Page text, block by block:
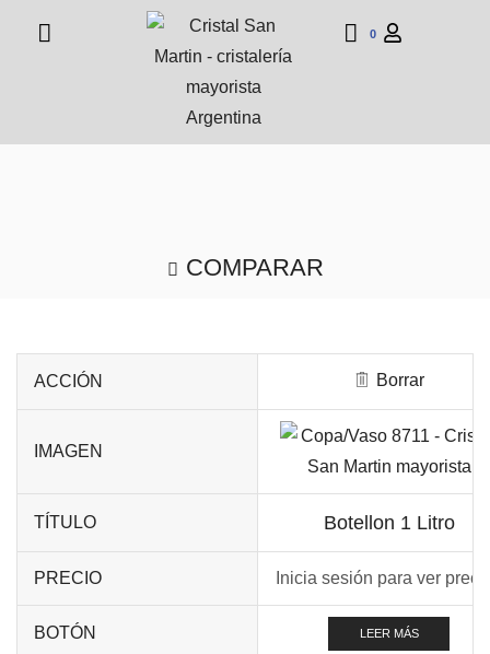
0
COMPARAR
ACCIÓN Borrar
IMAGEN
TÍTULO Botellon 1 Litro
PRECIO Inicia sesión para ver
BOTÓN LEER MÁS